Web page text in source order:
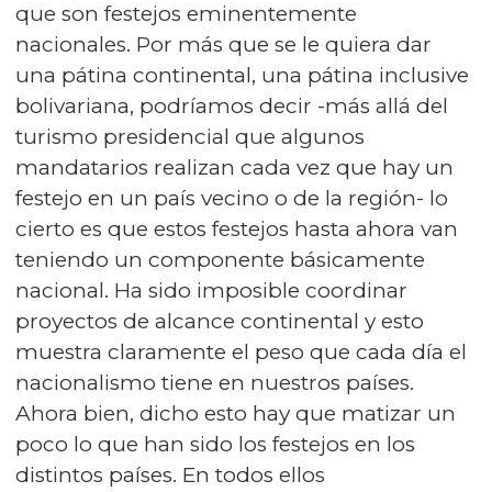
que son festejos eminentemente
nacionales. Por más que se le quiera dar
una pátina continental, una pátina inclusive
bolivariana, podríamos decir -más allá del
turismo presidencial que algunos
mandatarios realizan cada vez que hay un
festejo en un país vecino o de la región- lo
cierto es que estos festejos hasta ahora van
teniendo un componente básicamente
nacional. Ha sido imposible coordinar
proyectos de alcance continental y esto
muestra claramente el peso que cada día el
nacionalismo tiene en nuestros países.
Ahora bien, dicho esto hay que matizar un
poco lo que han sido los festejos en los
distintos países. En todos ellos